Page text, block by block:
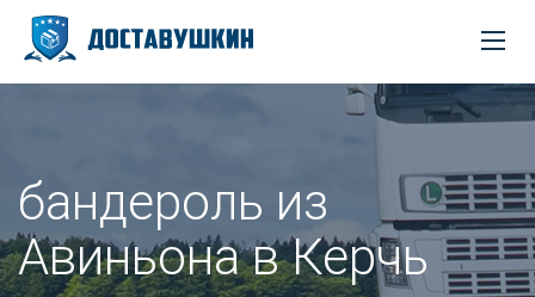
бандероль из
Авиньона в Керчь